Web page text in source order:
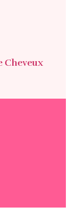
Cheveux